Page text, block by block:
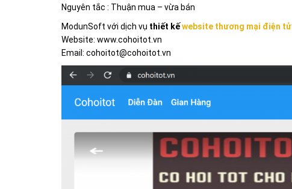
Nguyên tắc : Thuận mua – vừa bán
ModunSoft với dịch vụ thiết kếwebsite thương mại điện tử
Website: www.cohoitot.vn
Email: cohoitot@cohoitot.vn